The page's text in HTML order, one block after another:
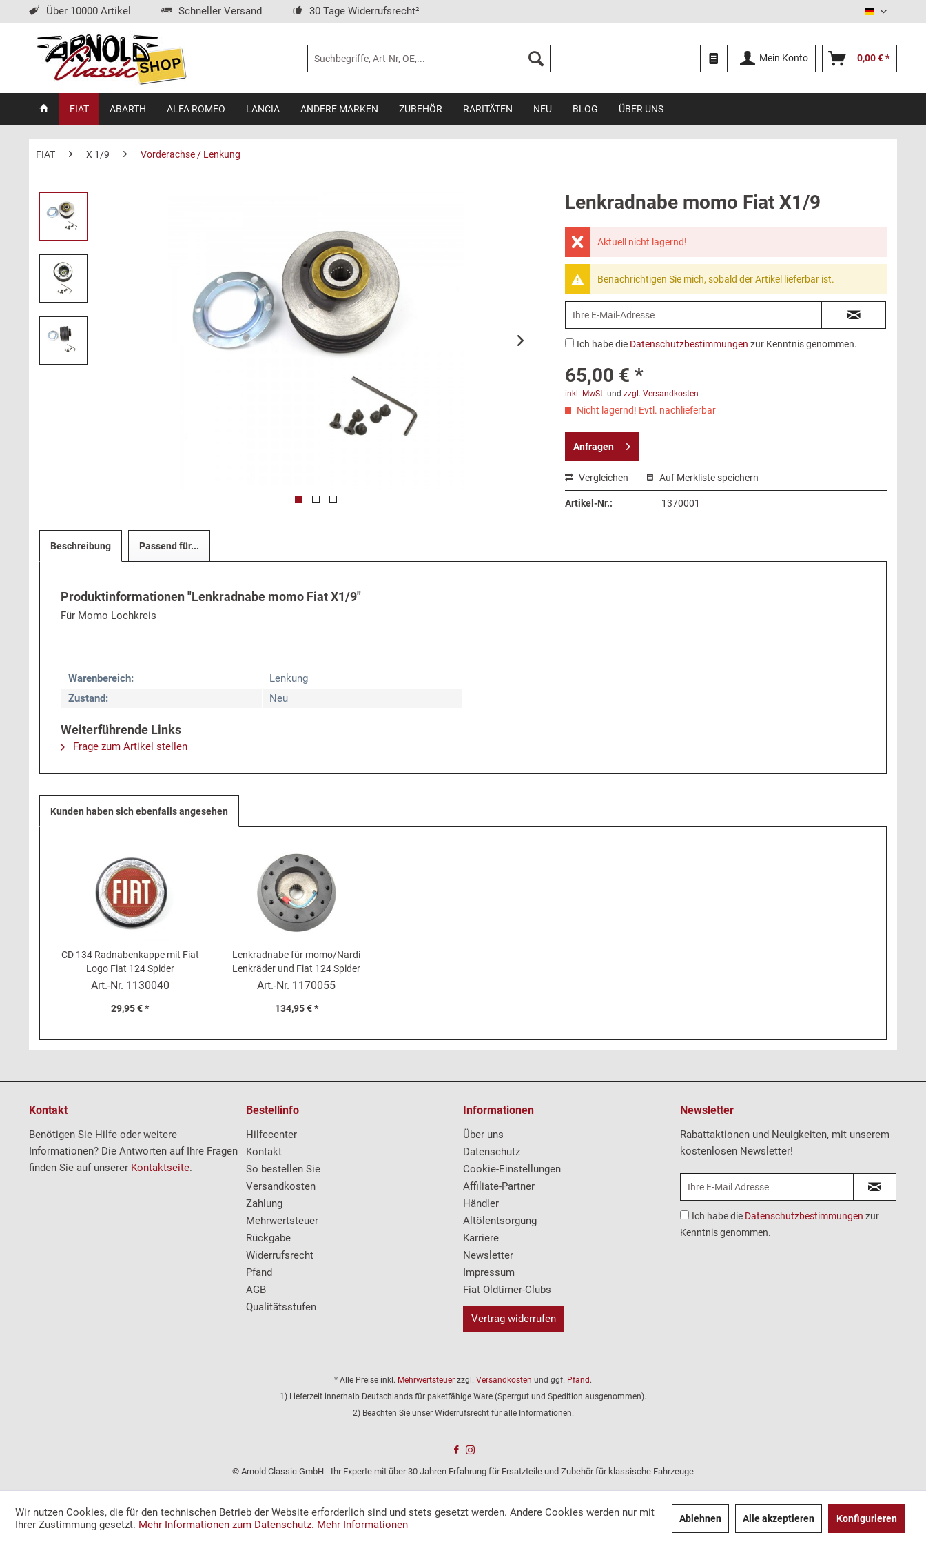
Über 10000 Artikel Schneller Versand 30 Tage Widerrufsrecht² Deutsch
Mein Konto 0,00 € *
FIAT ABARTH ALFA ROMEO LANCIA ANDERE MARKEN ZUBEHÖR RARITÄTEN NEU BLOG ÜBER UNS
FIAT X 1/9 Vorderachse / Lenkung
Lenkradnabe momo Fiat X1/9
Aktuell nicht lagernd!
Benachrichtigen Sie mich, sobald der Artikel lieferbar ist.
Ich habe die Datenschutzbestimmungen zur Kenntnis genommen.
65,00 € *
inkl. MwSt. und zzgl. Versandkosten
Nicht lagernd! Evtl. nachlieferbar
Anfragen
Vergleichen Auf Merkliste speichern
Artikel-Nr.: 1370001
Beschreibung Passend für...
Produktinformationen "Lenkradnabe momo Fiat X1/9"
Für Momo Lochkreis
Warenbereich:
Lenkung
Zustand:
Neu
Weiterführende Links
Frage zum Artikel stellen
Kunden haben sich ebenfalls angesehen
CD 134 Radnabenkappe mit Fiat
Logo Fiat 124 Spider
Art.-Nr. 1130040
29,95 € *
Lenkradnabe für momo/Nardi
Lenkräder und Fiat 124 Spider
(73-85), 124 Coupé
Art.-Nr. 1170055
134,95 € *
Kontakt
Benötigen Sie Hilfe oder weitere
Informationen? Die Antworten auf Ihre Fragen
finden Sie auf unserer Kontaktseite.
Bestellinfo
Hilfecenter
Kontakt
So bestellen Sie
Versandkosten
Zahlung
Mehrwertsteuer
Rückgabe
Widerrufsrecht
Pfand
AGB
Qualitätsstufen
Informationen
Über uns
Datenschutz
Cookie-Einstellungen
Affiliate-Partner
Händler
Altölentsorgung
Karriere
Newsletter
Impressum
Fiat Oldtimer-Clubs
Vertrag widerrufen
Newsletter
Rabattaktionen und Neuigkeiten, mit unserem
kostenlosen Newsletter!
Ich habe die Datenschutzbestimmungen zur
Kenntnis genommen.
* Alle Preise inkl. Mehrwertsteuer zzgl. Versandkosten und ggf. Pfand .
1) Lieferzeit innerhalb Deutschlands für paketfähige Ware (Sperrgut und Spedition ausgenommen).
2) Beachten Sie unser Widerrufsrecht für alle Informationen.
© Arnold Classic GmbH - Ihr Experte mit über 30 Jahren Erfahrung für Ersatzteile und Zubehör für klassische Fahrzeuge
Wir nutzen Cookies, die für den technischen Betrieb der Website erforderlich sind und stets gesetzt werden. Andere Cookies werden nur mit
Ihrer Zustimmung gesetzt. Mehr Informationen zum Datenschutz. Mehr Informationen Ablehnen Alle akzeptieren Konfigurieren